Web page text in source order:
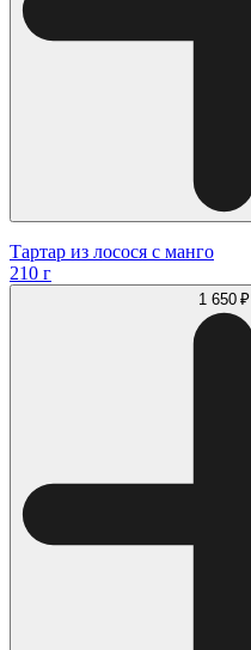
Тартар из лосося с манго
210 г
1 650 ₽